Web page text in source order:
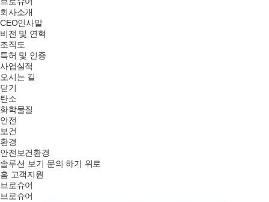
회사소개
CEO인사말
비전 및 연혁
조직도
특허 및 인증
사업실적
오시는 길
닫기
탄소
화학물질
안전
보건
환경
안전보건환경
솔루션 보기 문의 하기 위로
홈 고객지원
브로슈어
브로슈어